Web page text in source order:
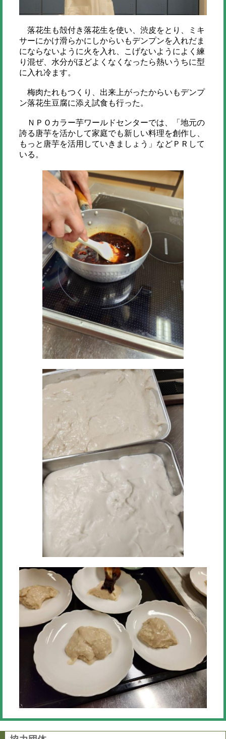
落花生も殻付き落花生を使い、渋皮をとり、ミキ
サーにかけ滑らかにしからいもデンプンを入れだま
にならないように火を入れ、こげないようによく練
り混ぜ、水分がほどよくなくなったら熱いうちに型
に入れ冷ます。
梅肉たれもつくり、出来上がったからいもデンプ
ン落花生豆腐に添え試食も行った。
ＮＰＯカラー芋ワールドセンターでは、「地元の
誇る唐芋を活かして家庭でも新しい料理を創作し、
もっと唐芋を活用していきましょう」などＰＲして
いる。